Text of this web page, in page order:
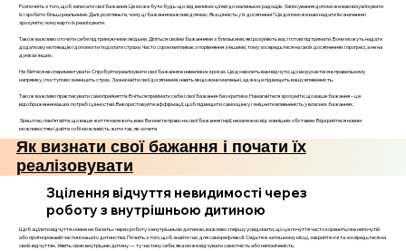
Розпочніть з того, щоб записати свої бажання. Це може бути будь-що: від великих цілей до маленьких радощів. Записування допоможе вам візуалізувати
їх і зробити більш реальними. Далі, розгляньте, чому ці бажання важливі для вас. Яка цінність у їх досягненні? Це допоможе вам надати їм значення і
зрозуміти, чому варто їх реалізувати.
Також важливо оточити себе підтримуючими людьми. Діліться своїми бажаннями з близькими, які розуміють вас і готові підтримати. Вони можуть надати
додаткову мотивацію і допомогти подолати страхи. Часто сором випливає з порівняння з іншими, тому зосередьтеся на своїх досягненнях і прогресі, а не на
думках інших.
Не бійтеся експериментувати. Спробуйте реалізувати свої бажання в невеликих кроках. Це дозволить вам відчути, що ви рухаєтеся в правильному
напрямку, і поступово зменшить страх. Зазначайте свої досягнення, навіть якщо вони маленькі, адже це підвищить вашу впевненість.
Також важливо практикувати самоприйняття. Вчіться приймати себе і свої бажання без критики. Намагайтеся зрозуміти, що ваше бажання – це
відображення ваших потреб і цінностей. Використовуйте аффірмації, щоб підвищити самооцінку і зміцнити впевненість у власних бажаннях.
Зрештою, пам’ятайте, що ваше життя належить вам. Ви маєте право на свої бажання і мрії, незалежно від зовнішніх обставин. Відкрийтеся новим
можливостям і дайте собі можливість жити так, як хочете.
Як визнати свої бажання і почати їх
реалізовувати
Зцілення відчуття невидимості через
роботу з внутрішньою дитиною
Щоб зцілити відчуття «мене не бачать» через роботу з внутрішньою дитиною, важливо спершу усвідомити, що це почуття часто корениться в непочутій
або проігнорованій частині нашого дитинства. Почніть з того, щоб знайти час для саморефлексії. Сядьте в затишному місці, закрийте очі та зосередьтеся на
своїх відчуттях. Уявіть свою внутрішню дитину — ту частину себе, яка може відчувати самотність або непоміченість.